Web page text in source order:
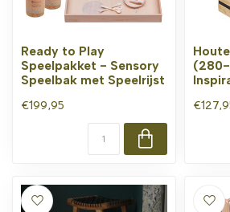
Ready to Play
Speelpakket - Sensory
Speelbak met Speelrijst
€199,95